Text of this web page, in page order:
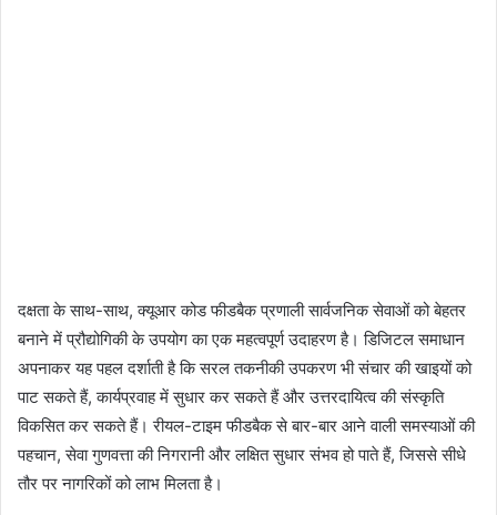
दक्षता के साथ-साथ, क्यूआर कोड फीडबैक प्रणाली सार्वजनिक सेवाओं को बेहतर
बनाने में प्रौद्योगिकी के उपयोग का एक महत्वपूर्ण उदाहरण है। डिजिटल समाधान
अपनाकर यह पहल दर्शाती है कि सरल तकनीकी उपकरण भी संचार की खाइयों को
पाट सकते हैं, कार्यप्रवाह में सुधार कर सकते हैं और उत्तरदायित्व की संस्कृति
विकसित कर सकते हैं। रीयल-टाइम फीडबैक से बार-बार आने वाली समस्याओं की
पहचान, सेवा गुणवत्ता की निगरानी और लक्षित सुधार संभव हो पाते हैं, जिससे सीधे
तौर पर नागरिकों को लाभ मिलता है।